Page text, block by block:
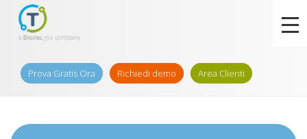
Prova Gratis Ora Richiedi demo Area Clienti